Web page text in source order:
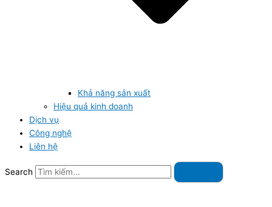
Khả năng sản xuất
Hiệu quả kinh doanh
Dịch vụ
Công nghệ
Liên hệ
Search